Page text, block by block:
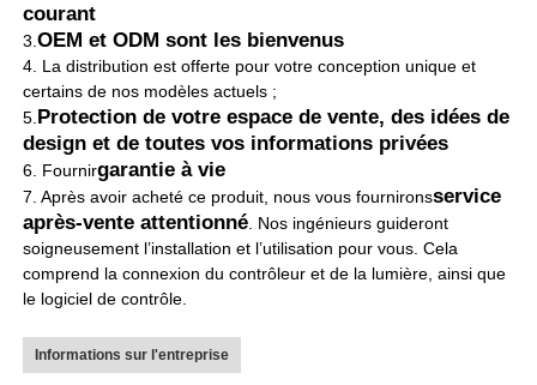
Commandes OEM et ODM :
dans un délai de 15 jours ouvrés.
Emballage
Boîte en carton ou comme exigence du
client
Expédition
Par air, par mer, express sont pris en
charge.
courant
3.OEM et ODM sont les bienvenus
4. La distribution est offerte pour votre conception unique et
certains de nos modèles actuels ;
5. Protection de votre espace de vente, des idées de
design et de toutes vos informations privées
6. Fournirgarantie à vie
7. Après avoir acheté ce produit, nous vous fournironsservice
après-vente attentionné . Nos ingénieurs guideront
soigneusement l’installation et l’utilisation pour vous. Cela
comprend la connexion du contrôleur et de la lumière, ainsi que
le logiciel de contrôle.
Informations sur l'entreprise